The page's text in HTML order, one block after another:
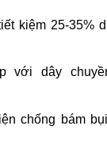
kiệm 25-35%
với dây
chống bám